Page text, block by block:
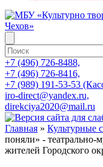
+7 (496) 726-8488,
+7 (496) 726-8416,
+7 (989) 191-53-53
iro-direct@yandex.ru,
direkciya2020@mail.ru
Главная » Культурные
поняли» - театрально-
жителей Городского